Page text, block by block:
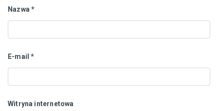
Nazwa*
E-mail*
Witryna internetowa